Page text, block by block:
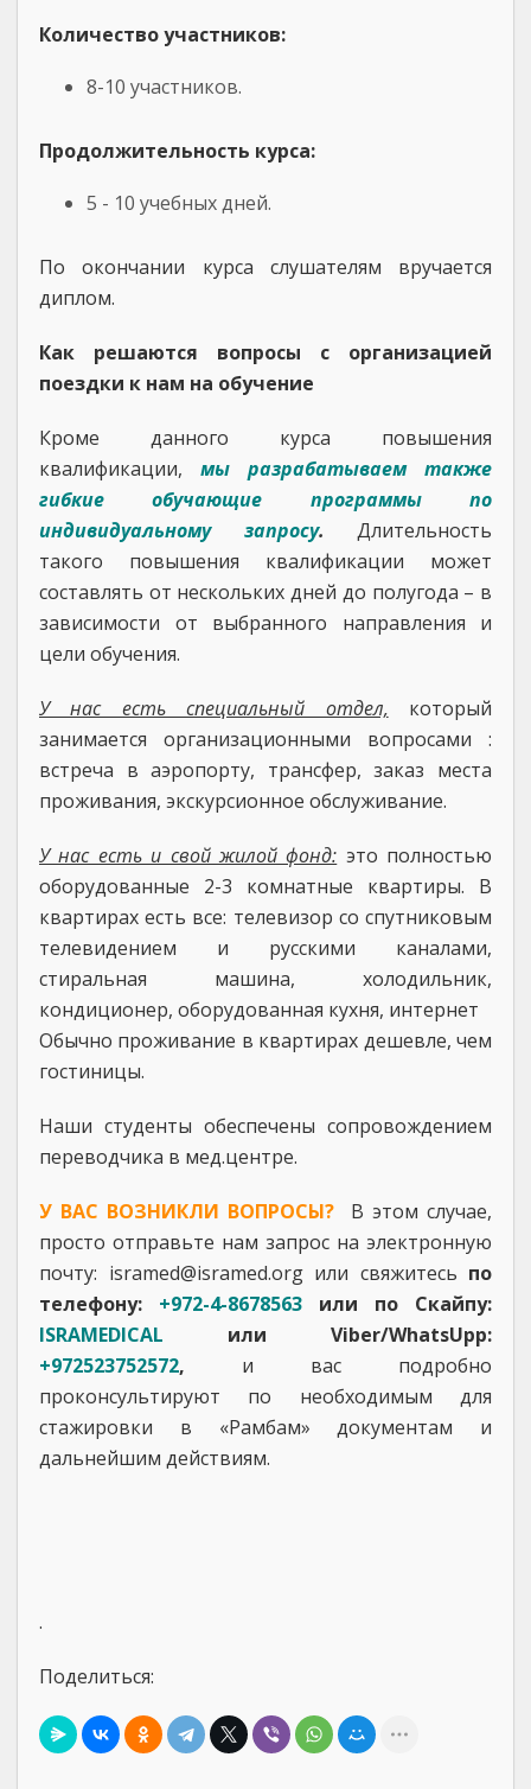
Количество участников:
8-10 участников.
Продолжительность курса:
5 - 10 учебных дней.
По окончании курса слушателям вручается
диплом.
Как решаются вопросы с организацией
поездки к нам на обучение
Кроме данного курса повышения
квалификации, мы разрабатываем также
гибкие обучающие программы по
индивидуальному запросу. Длительность
такого повышения квалификации может
составлять от нескольких дней до полугода – в
зависимости от выбранного направления и
цели обучения.
У нас есть специальный отдел, который
занимается организационными вопросами :
встреча в аэропорту, трансфер, заказ места
проживания, экскурсионное обслуживание.
У нас есть и свой жилой фонд: это полностью
оборудованные 2-3 комнатные квартиры. В
квартирах есть все: телевизор со спутниковым
телевидением и русскими каналами,
стиральная машина, холодильник,
кондиционер, оборудованная кухня, интернет
Обычно проживание в квартирах дешевле, чем
гостиницы.
Наши студенты обеспечены сопровождением
переводчика в мед.центре.
У ВАС ВОЗНИКЛИ ВОПРОСЫ? В этом случае,
просто отправьте нам запрос на электронную
почту: isramed@isramed.org или свяжитесь по
телефону: +972-4-8678563 или по Скайпу:
ISRAMEDICAL или Viber/WhatsUpp:
+972523752572, и вас подробно
проконсультируют по необходимым для
стажировки в «Рамбам» документам и
дальнейшим действиям.
.
Поделиться: